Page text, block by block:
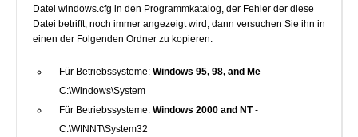
Datei windows.cfg in den Programmkatalog, der Fehler der diese
Datei betrifft, noch immer angezeigt wird, dann versuchen Sie ihn in
einen der Folgenden Ordner zu kopieren:
Für Betriebssysteme: Windows 95, 98, and Me -
C:\Windows\System
Für Betriebssysteme: Windows 2000 and NT-
C:\WINNT\System32